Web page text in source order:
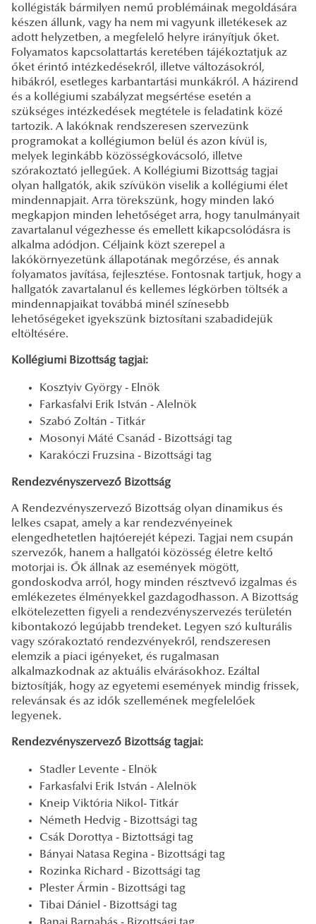
kollégisták bármilyen nemű problémáinak megoldására
készen állunk, vagy ha nem mi vagyunk illetékesek az
adott helyzetben, a megfelelő helyre irányítjuk őket.
Folyamatos kapcsolattartás keretében tájékoztatjuk az
őket érintő intézkedésekről, illetve változásokról,
hibákról, esetleges karbantartási munkákról. A házirend
és a kollégiumi szabályzat megsértése esetén a
szükséges intézkedések megtétele is feladatink közé
tartozik. A lakóknak rendszeresen szervezünk
programokat a kollégiumon belül és azon kívül is,
melyek leginkább közösségkovácsoló, illetve
szórakoztató jellegűek. A Kollégiumi Bizottság tagjai
olyan hallgatók, akik szívükön viselik a kollégiumi élet
mindennapjait. Arra törekszünk, hogy minden lakó
megkapjon minden lehetőséget arra, hogy tanulmányait
zavartalanul végezhesse és emellett kikapcsolódásra is
alkalma adódjon. Céljaink közt szerepel a
lakókörnyezetünk állapotának megőrzése, és annak
folyamatos javítása, fejlesztése. Fontosnak tartjuk, hogy a
hallgatók zavartalanul és kellemes légkörben töltsék a
mindennapjaikat továbbá minél színesebb
lehetőségeket igyekszünk biztosítani szabadidejük
eltöltésére.
Kollégiumi Bizottság tagjai:
Kosztyiv György - Elnök
Farkasfalvi Erik István - Alelnök
Szabó Zoltán - Titkár
Mosonyi Máté Csanád - Bizottsági tag
Karakóczi Fruzsina - Bizottsági tag
Rendezvényszervező Bizottság
A Rendezvényszervező Bizottság olyan dinamikus és
lelkes csapat, amely a kar rendezvényeinek
elengedhetetlen hajtóerejét képezi. Tagjai nem csupán
szervezők, hanem a hallgatói közösség életre keltő
motorjai is. Ők állnak az események mögött,
gondoskodva arról, hogy minden résztvevő izgalmas és
emlékezetes élményekkel gazdagodhasson. A Bizottság
elkötelezetten figyeli a rendezvényszervezés területén
kibontakozó legújabb trendeket. Legyen szó kulturális
vagy szórakoztató rendezvényekről, rendszeresen
elemzik a piaci igényeket, és rugalmasan
alkalmazkodnak az aktuális elvárásokhoz. Ezáltal
biztosítják, hogy az egyetemi események mindig frissek,
relevánsak és az idők szellemének megfelelőek
legyenek.
Rendezvényszervező Bizottság tagjai:
Stadler Levente - Elnök
Farkasfalvi Erik István - Alelnök
Kneip Viktória Nikol- Titkár
Németh Hedvig - Bizottsági tag
Csák Dorottya - Biztottsági tag
Bányai Natasa Regina - Bizottsági tag
Rozinka Richard - Bizottsági tag
Plester Ármin - Bizottsági tag
Tibai Dániel - Bizottsági tag